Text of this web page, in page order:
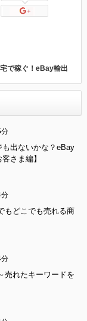
で稼ぐ！eBay輸出
出ないかな？eBay
さま編】
もどこでも売れる商
売れたキーワードを